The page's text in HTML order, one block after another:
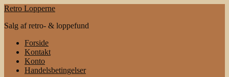
Spring
navigation
Spring
indhold
Retro Lopperne
Salg af retro- & loppefund
Forside
Kontakt
Konto
Handelsbetingelser